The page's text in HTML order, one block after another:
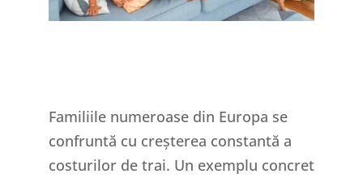
Familiile numeroase din Europa se
confruntă cu creșterea constantă a
costurilor de trai. Un exemplu concret